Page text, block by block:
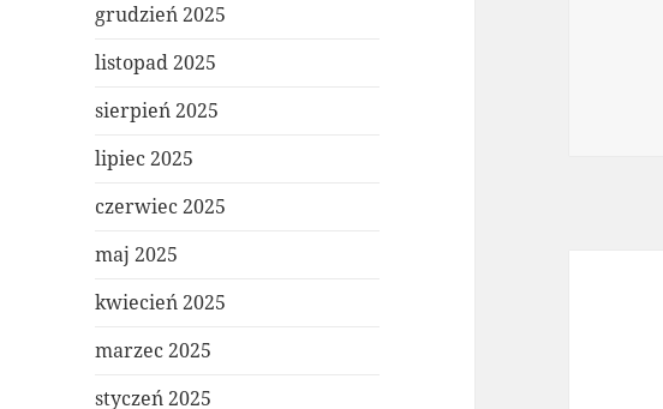
grudzień 2025
listopad 2025
sierpień 2025
lipiec 2025
czerwiec 2025
maj 2025
kwiecień 2025
marzec 2025
styczeń 2025